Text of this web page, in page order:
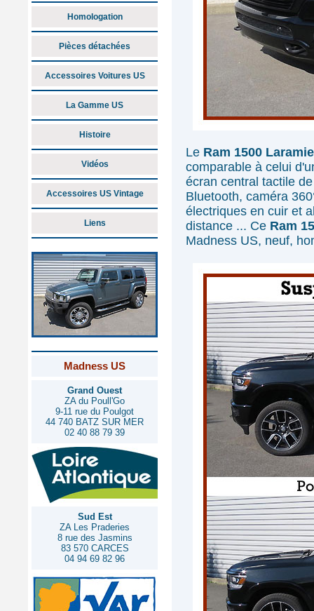
Homologation
Pièces détachées
Accessoires Voitures US
La Gamme US
Histoire
Vidéos
Accessoires US Vintage
Liens
Madness US
Grand Ouest
ZA du Poull'Go
9-11 rue du Poulgot
44 740 BATZ SUR MER
02 40 88 79 39
Sud Est
ZA Les Praderies
8 rue des Jasmins
83 570 CARCES
04 94 69 82 96
Le Ram 1500
comparable à celui
écran central tactile
Bluetooth, caméra
électriques en cuir et
distance ... Ce Ram
Madness US, neuf,